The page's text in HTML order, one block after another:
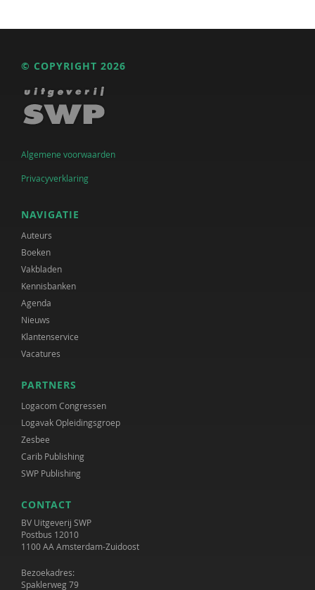
© COPYRIGHT 2026
Algemene voorwaarden
Privacyverklaring
NAVIGATIE
Auteurs
Boeken
Vakbladen
Kennisbanken
Agenda
Nieuws
Klantenservice
Vacatures
PARTNERS
Logacom Congressen
Logavak Opleidingsgroep
Zesbee
Carib Publishing
SWP Publishing
CONTACT
BV Uitgeverij SWP
Postbus 12010
1100 AA Amsterdam-Zuidoost
Bezoekadres:
Spaklerweg 79